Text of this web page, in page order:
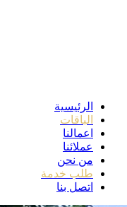
الرئيسية
الباقات
اعمالنا
عملائنا
من نحن
طلب خدمة
اتصل بنا